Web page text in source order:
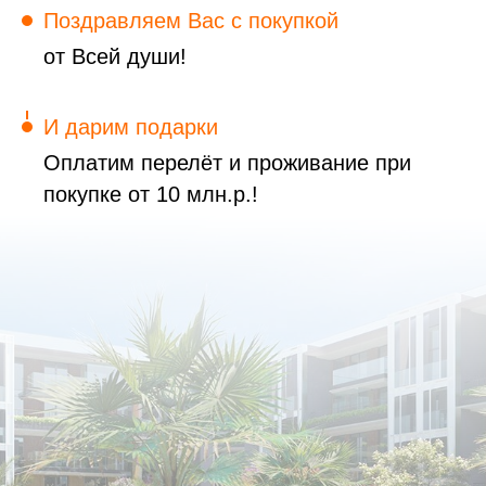
Поздравляем Вас с покупкой
от Всей души!
И дарим подарки
Оплатим перелёт и проживание при
покупке от 10 млн.р.!